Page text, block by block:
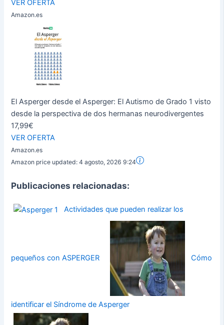
VER OFERTA
Amazon.es
El Asperger desde el Asperger: El Autismo de Grado 1 visto
desde la perspectiva de dos hermanas neurodivergentes
17,99€
VER OFERTA
Amazon.es
Amazon price updated:4 agosto, 2026 9:24
Publicaciones relacionadas:
Actividades que pueden realizar los
pequeños con ASPERGER Cómo
identificar el Síndrome de Asperger